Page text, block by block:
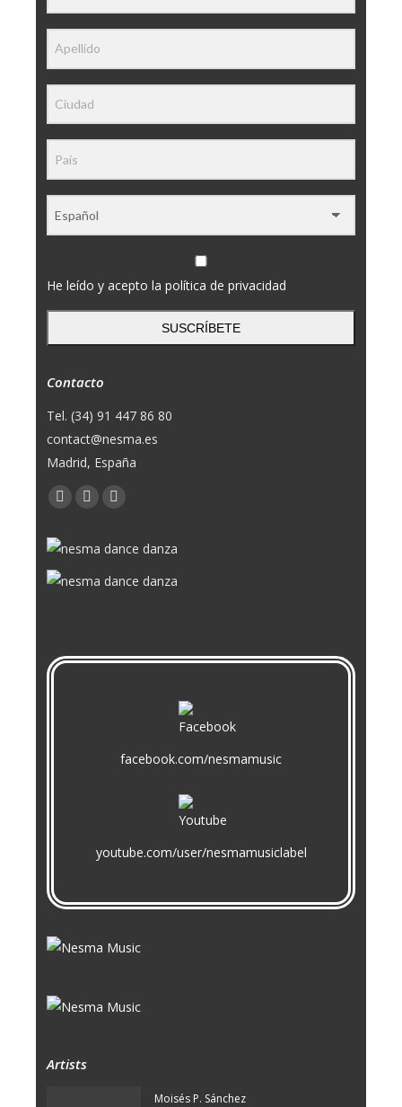
He leído y acepto la política de privacidad
SUSCRÍBETE
Contacto
Tel. (34) 91 447 86 80
contact@nesma.es
Madrid, España
Encuéntranos en:
Facebook
opens
in
X
opens
in
YouTube
opens
in
facebook.com/nesmamusic
youtube.com/user/nesmamusiclabel
Artists
Moisés P. Sánchez